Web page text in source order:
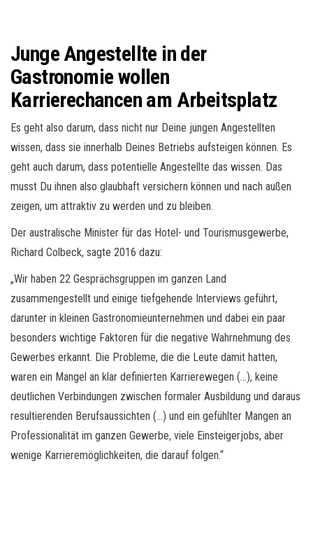
Junge Angestellte in der
Gastronomie wollen
Karrierechancen am Arbeitsplatz
Es geht also darum, dass nicht nur Deine jungen Angestellten
wissen, dass sie innerhalb Deines Betriebs aufsteigen können. Es
geht auch darum, dass potentielle Angestellte das wissen. Das
musst Du ihnen also glaubhaft versichern können und nach außen
zeigen, um attraktiv zu werden und zu bleiben.
Der australische Minister für das Hotel- und Tourismusgewerbe,
Richard Colbeck, sagte 2016 dazu:
„Wir haben 22 Gesprächsgruppen im ganzen Land
zusammengestellt und einige tiefgehende Interviews geführt,
darunter in kleinen Gastronomieunternehmen und dabei ein paar
besonders wichtige Faktoren für die negative Wahrnehmung des
Gewerbes erkannt. Die Probleme, die die Leute damit hatten,
waren ein Mangel an klar definierten Karrierewegen (…), keine
deutlichen Verbindungen zwischen formaler Ausbildung und daraus
resultierenden Berufsaussichten (…) und ein gefühlter Mangen an
Professionalität im ganzen Gewerbe, viele Einsteigerjobs, aber
wenige Karrieremöglichkeiten, die darauf folgen.“